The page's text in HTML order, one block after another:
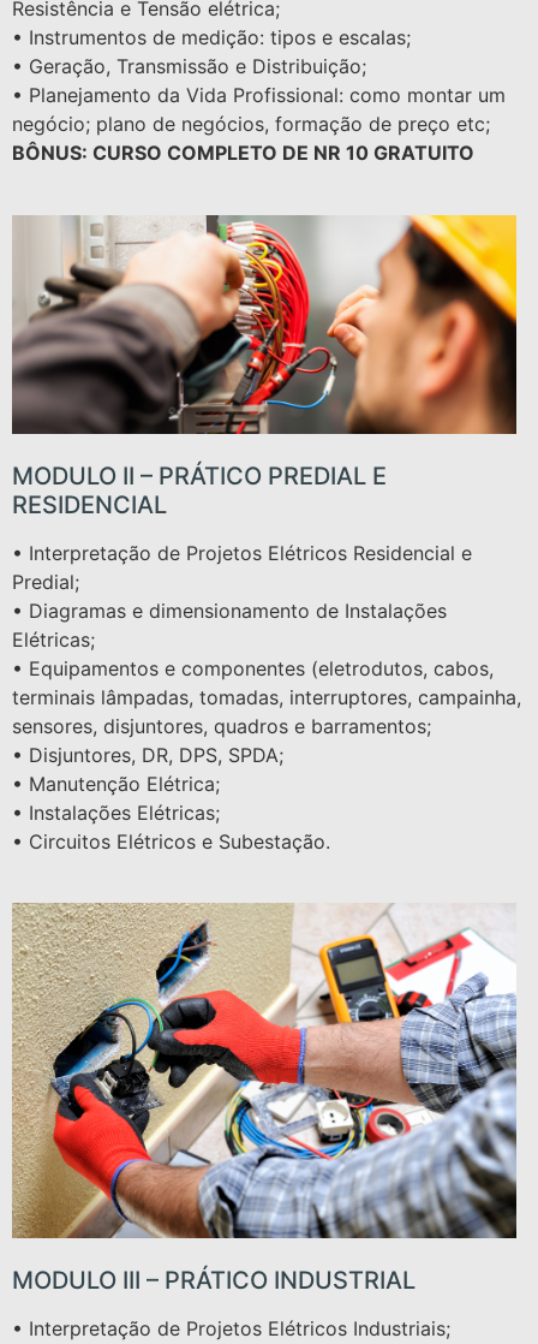
Resistência e Tensão elétrica;
• Instrumentos de medição: tipos e escalas;
• Geração, Transmissão e Distribuição;
• Planejamento da Vida Profissional: como montar um
negócio; plano de negócios, formação de preço etc;
BÔNUS: CURSO COMPLETO DE NR 10 GRATUITO
MODULO II – PRÁTICO PREDIAL E
RESIDENCIAL
• Interpretação de Projetos Elétricos Residencial e
Predial;
• Diagramas e dimensionamento de Instalações
Elétricas;
• Equipamentos e componentes (eletrodutos, cabos,
terminais lâmpadas, tomadas, interruptores, campainha,
sensores, disjuntores, quadros e barramentos;
• Disjuntores, DR, DPS, SPDA;
• Manutenção Elétrica;
• Instalações Elétricas;
• Circuitos Elétricos e Subestação.
MODULO III – PRÁTICO INDUSTRIAL
• Interpretação de Projetos Elétricos Industriais;